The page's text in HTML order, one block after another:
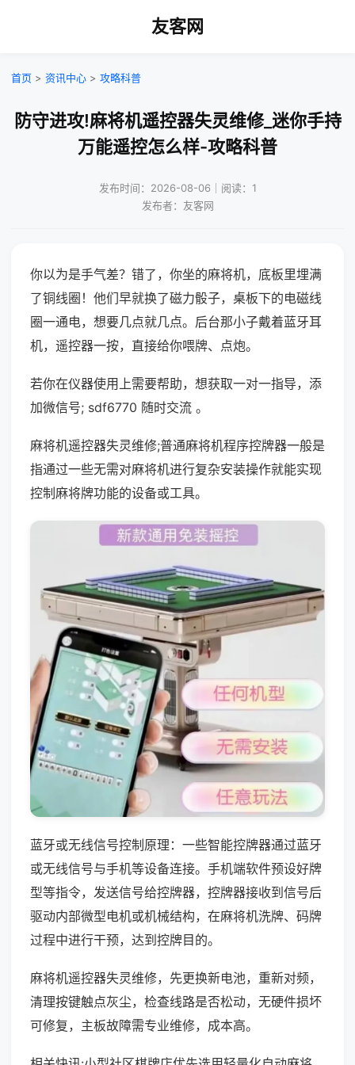
友客网
首页 > 资讯中心 > 攻略科普
防守进攻!麻将机遥控器失灵维修_迷你手持
万能遥控怎么样-攻略科普
发布时间：2026-08-06｜阅读：1
发布者：友客网
你以为是手气差？错了，你坐的麻将机，底板里埋满
了铜线圈！他们早就换了磁力骰子，桌板下的电磁线
圈一通电，想要几点就几点。后台那小子戴着蓝牙耳
机，遥控器一按，直接给你喂牌、点炮。
若你在仪器使用上需要帮助，想获取一对一指导，添
加微信号; sdf6770 随时交流 。
麻将机遥控器失灵维修;普通麻将机程序控牌器一般是
指通过一些无需对麻将机进行复杂安装操作就能实现
控制麻将牌功能的设备或工具。
蓝牙或无线信号控制原理：一些智能控牌器通过蓝牙
或无线信号与手机等设备连接。手机端软件预设好牌
型等指令，发送信号给控牌器，控牌器接收到信号后
驱动内部微型电机或机械结构，在麻将机洗牌、码牌
过程中进行干预，达到控牌目的。
麻将机遥控器失灵维修，先更换新电池，重新对频，
清理按键触点灰尘，检查线路是否松动，无硬件损坏
可修复，主板故障需专业维修，成本高。